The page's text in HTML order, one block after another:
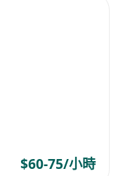
發放，並設有季
指標（如首次解
案時效）綜合評
滿一年起享12天
可達18天；另設
至翌年使用。
蓋門診、住院、
$60-75/小時